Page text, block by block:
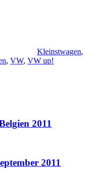
Kleinstwagen,
, VW, VW up!
2011
2011